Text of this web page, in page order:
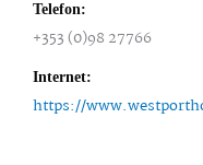
Telefon:
+353 (0)98 27766
Internet:
https://